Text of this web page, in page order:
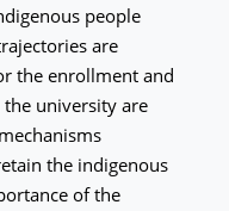
people
are
the enrollment and
university are
the indigenous
of the